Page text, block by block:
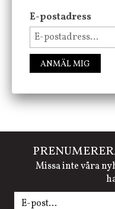
FÖLJ OSS PÅ
Missa inte våra
E-postadress
ANMÄL MIG